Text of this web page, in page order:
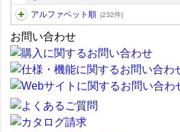
アルファベット順 (232件)
お問い合わせ